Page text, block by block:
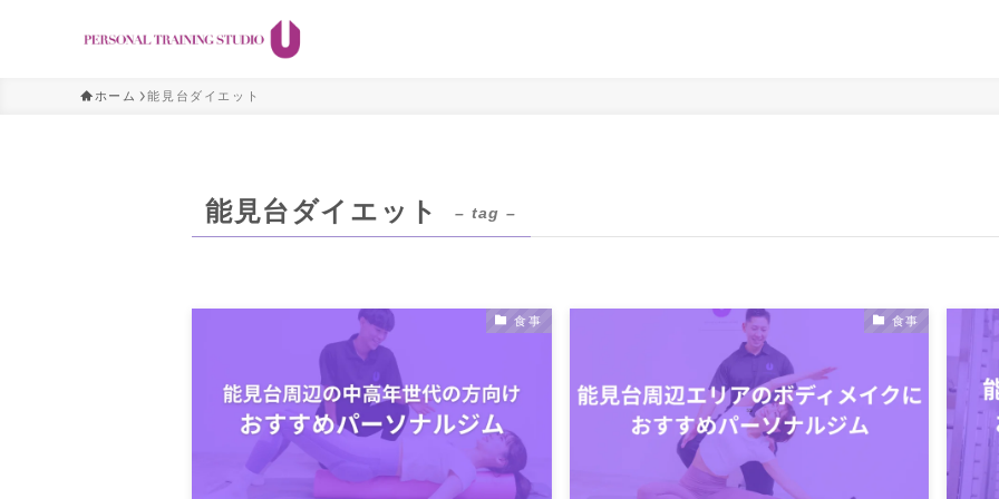
ホーム 能見台ダイエット
能見台ダイエット – tag –
食事 食事